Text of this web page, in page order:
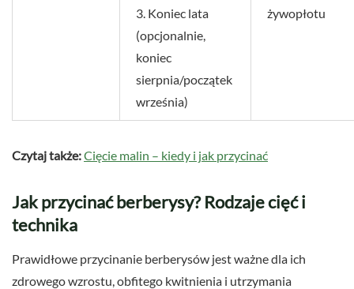
3. Koniec lata
(opcjonalnie,
koniec
sierpnia/początek
września)
żywopłotu
Czytaj także:Cięcie malin – kiedy i jak przycinać
Jak przycinać berberysy? Rodzaje cięć i
technika
Prawidłowe przycinanie berberysów jest ważne dla ich
zdrowego wzrostu, obfitego kwitnienia i utrzymania